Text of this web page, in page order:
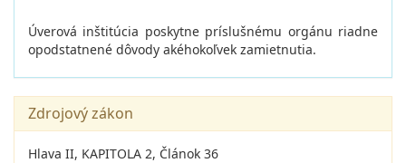
Úverová inštitúcia poskytne príslušnému orgánu riadne
opodstatnené dôvody akéhokoľvek zamietnutia.
Zdrojový zákon
Hlava II, KAPITOLA 2, Článok 36